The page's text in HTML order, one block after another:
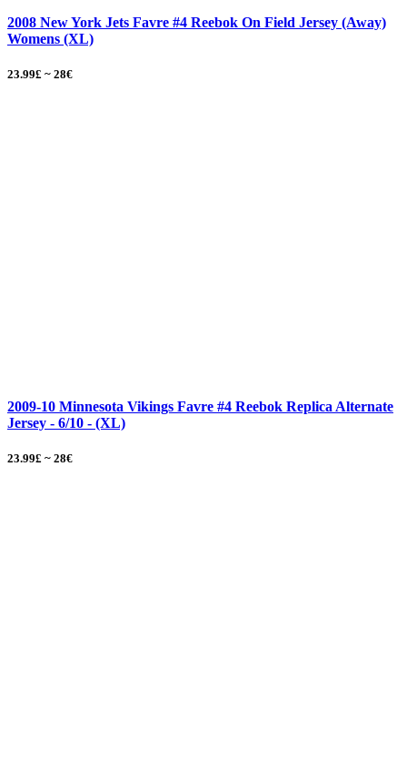
2008 New York Jets Favre #4 Reebok On Field Jersey (Away)
Womens (XL)
23.99£ ~ 28€
2009-10 Minnesota Vikings Favre #4 Reebok Replica Alternate
Jersey - 6/10 - (XL)
23.99£ ~ 28€